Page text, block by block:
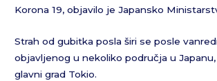
Korona 19, objavilo je Japansko
Strah od gubitka posla širi se posle
objavljenog u nekoliko područja u
glavni grad Tokio.